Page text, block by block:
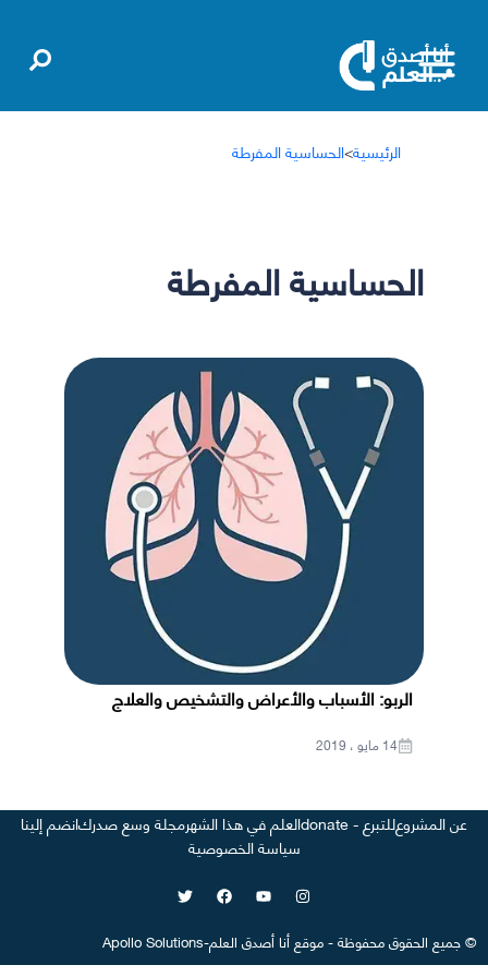
الرئيسية>الحساسية المفرطة
الحساسية المفرطة
الربو: الأسباب والأعراض والتشخيص والعلاج
14 مايو ، 2019
عن المشروعللتبرع - donate العلم في هذا الشهرمجلة وسع صدركانضم إلينا
سياسة الخصوصية
©جميع الحقوق محفوظة-موقع أنا أصدق العلم-
Apollo Solutions